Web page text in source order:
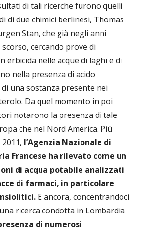
di tali ricerche furono quelli
di due chimici berlinesi, Thomas
Stan, che già negli anni
cercando prove di
erbicida nelle acque di laghi e di
nella presenza di acido
una sostanza presente nei
Da quel momento in poi
notarono la presenza di tale
che nel Nord America. Più
l’Agenzia Nazionale di
Francese ha rilevato come un
di acqua potabile analizzati
di farmaci, in particolare
. E ancora, concentrandoci
ricerca condotta in Lombardia
di numerosi